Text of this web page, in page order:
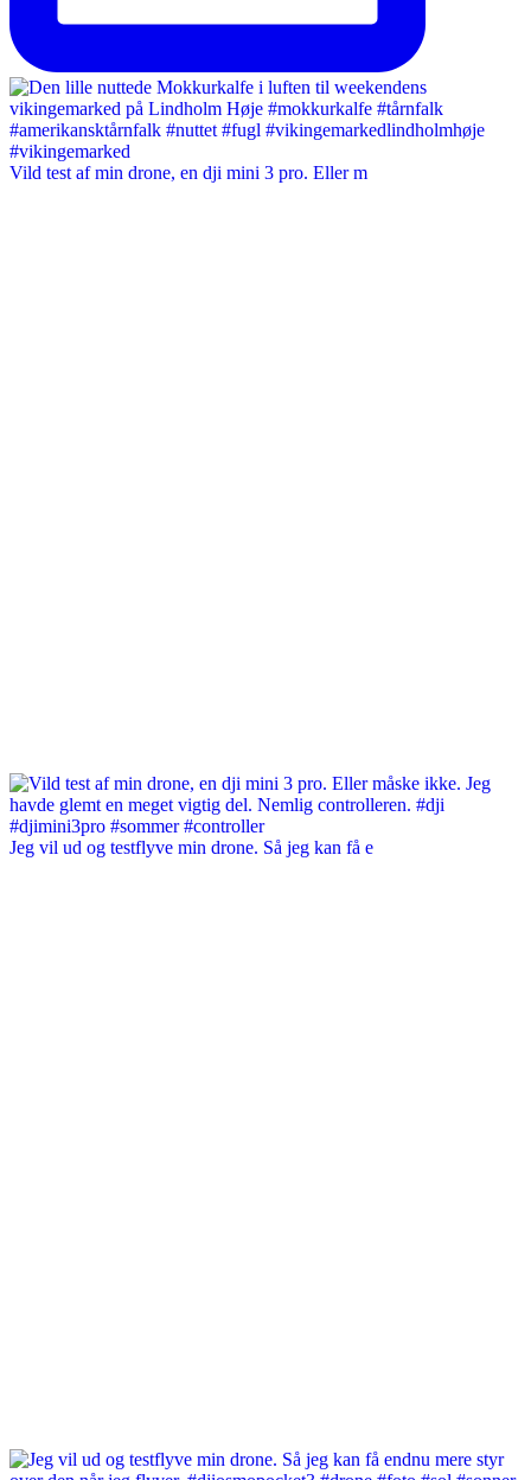
Vild test af min drone, en dji mini 3 pro. Eller m
Jeg vil ud og testflyve min drone. Så jeg kan få e